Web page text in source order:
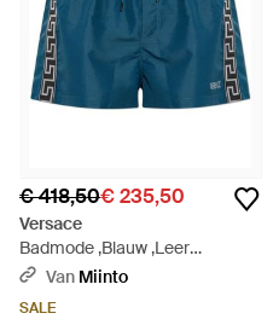
€ 418,50€ 235,50
Versace
Badmode ,Blauw ,Leer
Zwemshorts - Blauw
Van Miinto
SALE